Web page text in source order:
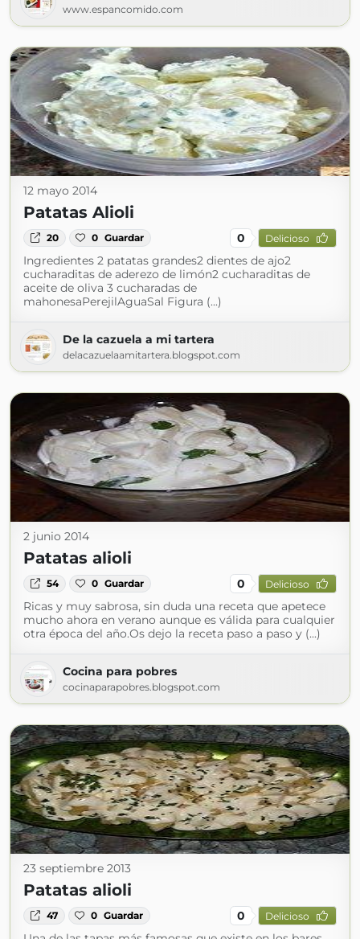
www.espancomido.com
12 mayo 2014
Patatas Alioli
20 0 Guardar 0 Delicioso
Ingredientes 2 patatas grandes2 dientes de ajo2
cucharaditas de aderezo de limón2 cucharaditas de
aceite de oliva 3 cucharadas de
mahonesaPerejilAguaSal Figura (...)
De la cazuela a mi tartera
delacazuelaamitartera.blogspot.com
2 junio 2014
Patatas alioli
54 0 Guardar 0 Delicioso
Ricas y muy sabrosa, sin duda una receta que apetece
mucho ahora en verano aunque es válida para cualquier
otra época del año.Os dejo la receta paso a paso y (...)
Cocina para pobres
cocinaparapobres.blogspot.com
23 septiembre 2013
Patatas alioli
47 0 Guardar 0 Delicioso